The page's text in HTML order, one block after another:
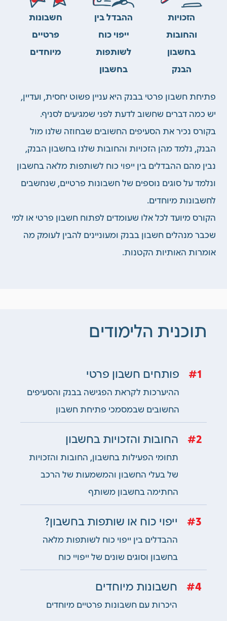
הזכויות
והחובות
בחשבון
הבנק
ההבדל בין
ייפוי כוח
לשותפות
בחשבון
חשבונות
פרטיים
מיוחדים
פתיחת חשבון פרטי בבנק היא עניין פשוט יחסית, ועדיין,
יש כמה דברים שחשוב לדעת לפני שמגיעים לסניף.
בקורס נכיר את הסעיפים החשובים שבחוזה שלנו מול
הבנק, נלמד מהן הזכויות והחובות שלנו בחשבון הבנק,
נבין מהם ההבדלים בין ייפוי כוח לשותפות מלאה בחשבון
ונלמד על סוגים נוספים של חשבונות פרטיים, שנחשבים
לחשבונות מיוחדים.
הקורס מיועד לכל אלו שעומדים לפתוח חשבון פרטי או למי
שכבר מנהלים חשבון בבנק ומעוניינים להבין לעומק מה
אומרות האותיות הקטנות.
תוכנית הלימודים
1 פותחים חשבון פרטי
ההיערכות לקראת הפגישה בבנק והסעיפים
החשובים שבמסמכי פתיחת חשבון
2 החובות והזכויות בחשבון
תחומי הפעילות בחשבון, החובות והזכויות
של בעלי החשבון והמשמעות של הרכב
החתימה בחשבון משותף
3 ייפוי כוח או שותפות בחשבון?
ההבדלים בין ייפוי כוח לשותפות מלאה
בחשבון וסוגים שונים של ייפויי כוח
4 חשבונות מיוחדים
היכרות עם חשבונות פרטיים מיוחדים